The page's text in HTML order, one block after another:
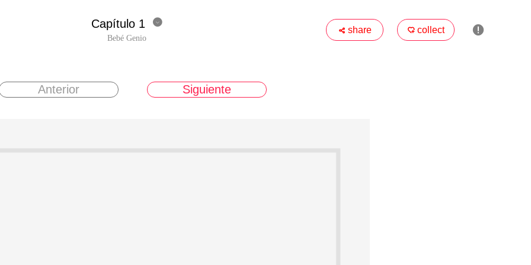
Capítulo 1 
Bebé Genio
 share  collect 
Anterior Siguiente